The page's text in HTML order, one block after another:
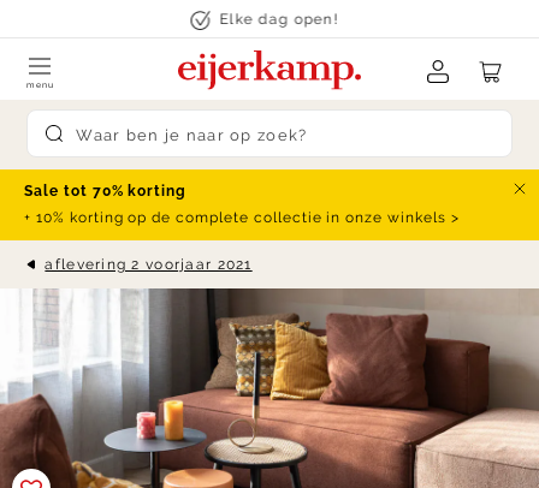
Elke dag open!
Submit search
menu
Sale tot 70% korting
+ 10% korting op de complete collectie in onze winkels >
aflevering 2 voorjaar 2021